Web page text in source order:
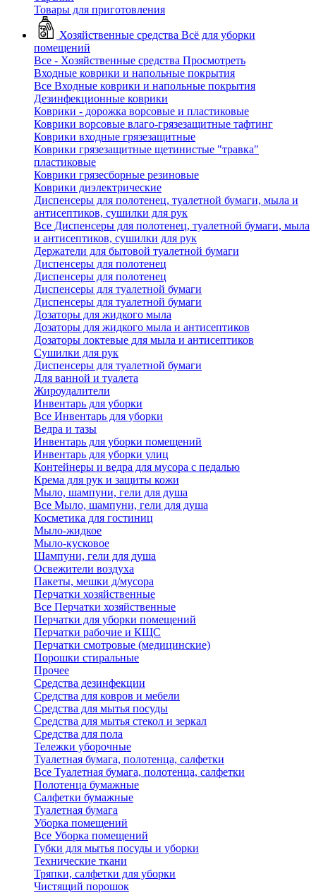
Товары для приготовления
Хозяйственные средства Всё для уборки
помещений
Все - Хозяйственные средства Просмотреть
Входные коврики и напольные покрытия
Все Входные коврики и напольные покрытия
Дезинфекционные коврики
Коврики - дорожка ворсовые и пластиковые
Коврики ворсовые влаго-грязезащитные тафтинг
Коврики входные грязезащитные
Коврики грязезащитные щетинистые "травка"
пластиковые
Коврики грязесборные резиновые
Коврики диэлектрические
Диспенсеры для полотенец, туалетной бумаги, мыла и
антисептиков, сушилки для рук
Все Диспенсеры для полотенец, туалетной бумаги, мыла
и антисептиков, сушилки для рук
Держатели для бытовой туалетной бумаги
Диспенсеры для полотенец
Диспенсеры для полотенец
Диспенсеры для туалетной бумаги
Диспенсеры для туалетной бумаги
Дозаторы для жидкого мыла
Дозаторы для жидкого мыла и антисептиков
Дозаторы локтевые для мыла и антисептиков
Сушилки для рук
Диспенсеры для туалетной бумаги
Для ванной и туалета
Жироудалители
Инвентарь для уборки
Все Инвентарь для уборки
Ведра и тазы
Инвентарь для уборки помещений
Инвентарь для уборки улиц
Контейнеры и ведра для мусора с педалью
Крема для рук и защиты кожи
Мыло, шампуни, гели для душа
Все Мыло, шампуни, гели для душа
Косметика для гостиниц
Мыло-жидкое
Мыло-кусковое
Шампуни, гели для душа
Освежители воздуха
Пакеты, мешки д/мусора
Перчатки хозяйственные
Все Перчатки хозяйственные
Перчатки для уборки помещений
Перчатки рабочие и КЩС
Перчатки смотровые (медицинские)
Порошки стиральные
Прочее
Средства дезинфекции
Средства для ковров и мебели
Средства для мытья посуды
Средства для мытья стекол и зеркал
Средства для пола
Тележки уборочные
Туалетная бумага, полотенца, салфетки
Все Туалетная бумага, полотенца, салфетки
Полотенца бумажные
Салфетки бумажные
Туалетная бумага
Уборка помещений
Все Уборка помещений
Губки для мытья посуды и уборки
Технические ткани
Тряпки, салфетки для уборки
Чистящий порошок